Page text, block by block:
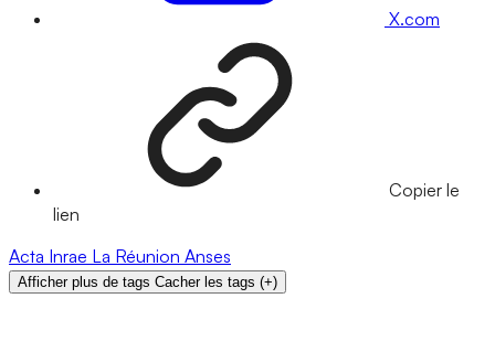
X.com
Copier le
lien
Acta Inrae La Réunion Anses
Afficher plus de tags Cacher les tags (+)